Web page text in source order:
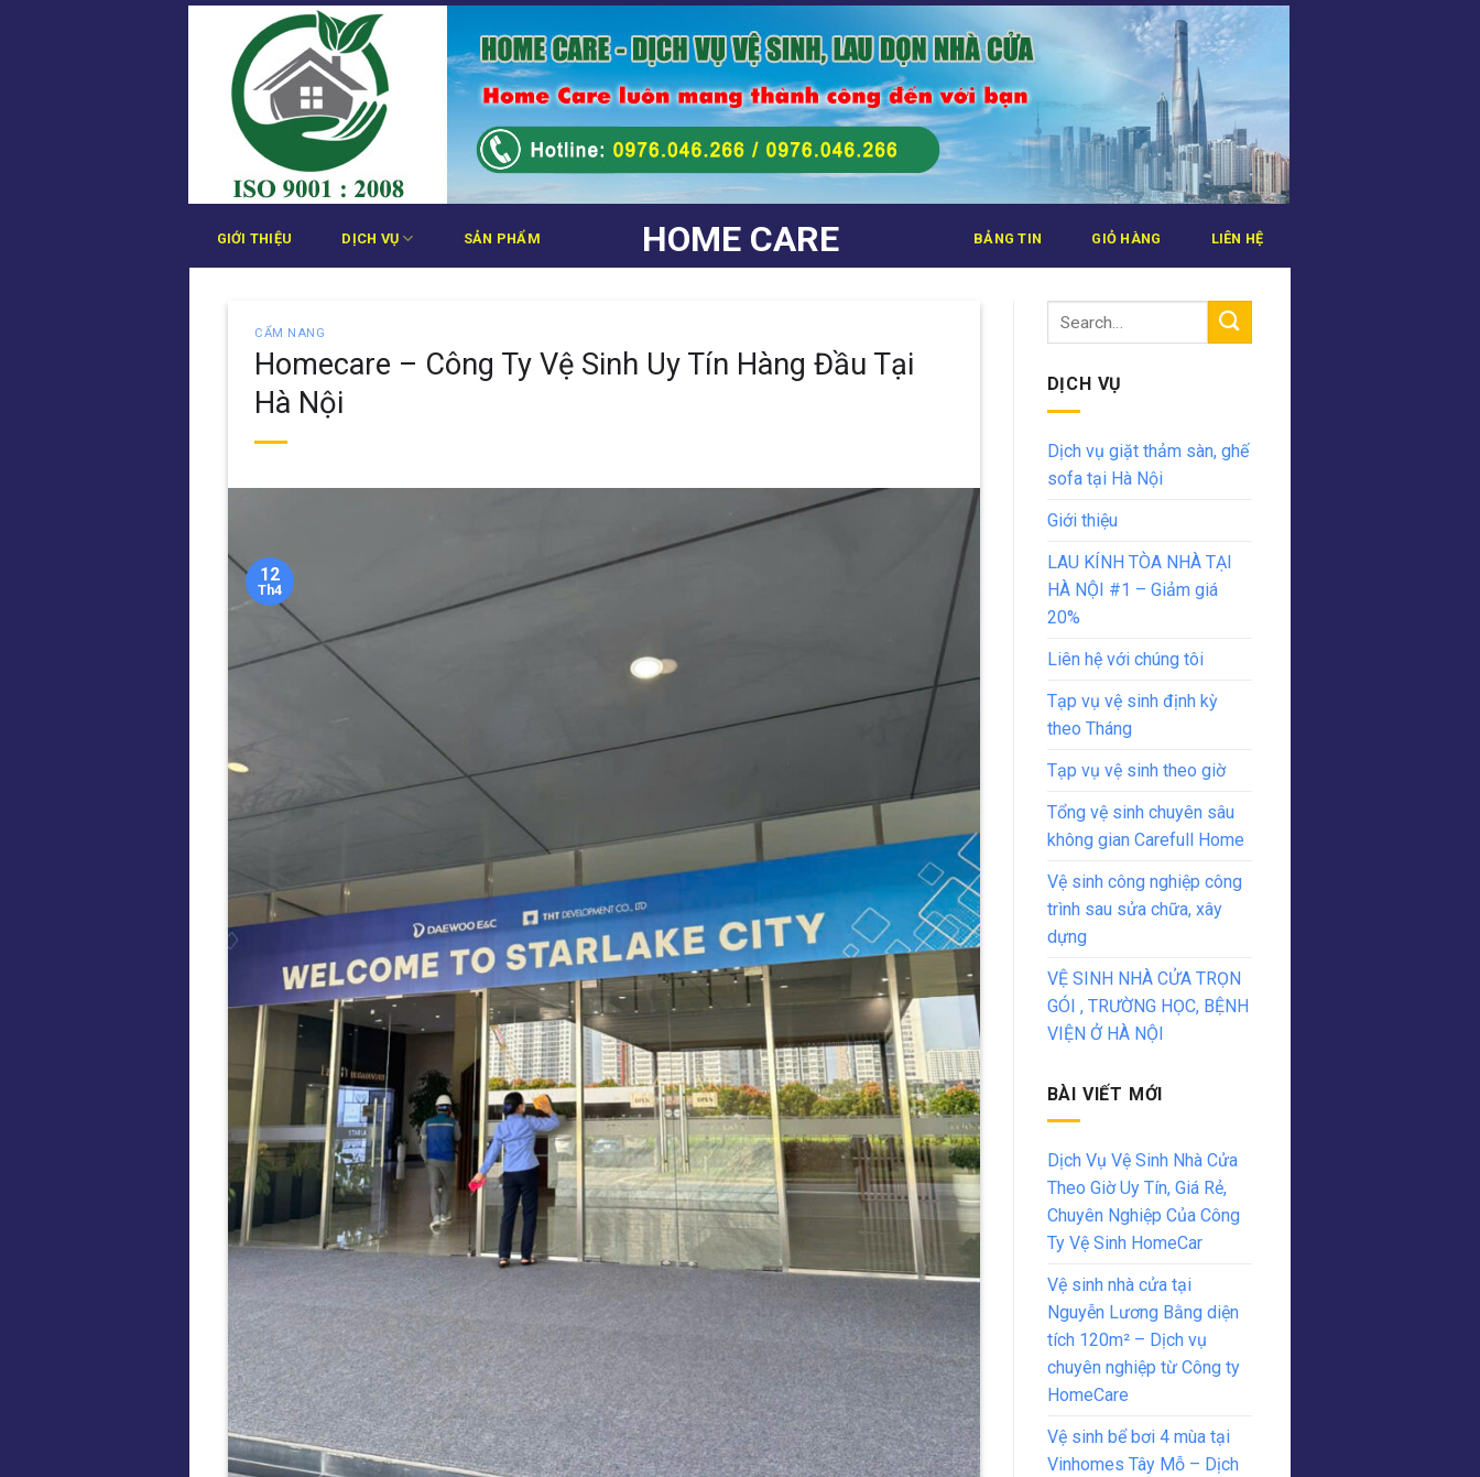
Bỏ
HOME CARE
GIỚI THIỆU DỊCH VỤ SẢN PHẨM BẢNG TIN GIỎ HÀNG LIÊN HỆ
CẨM NANG
Homecare – Công Ty Vệ Sinh Uy Tín Hàng Đầu Tại
Hà Nội
12
Th4
DỊCH VỤ
Dịch vụ giặt thảm sàn, ghế
sofa tại Hà Nội
Giới thiệu
LAU KÍNH TÒA NHÀ TẠI
HÀ NỘI #1 – Giảm giá
20%
Liên hệ với chúng tôi
Tạp vụ vệ sinh định kỳ
theo Tháng
Tạp vụ vệ sinh theo giờ
Tổng vệ sinh chuyên sâu
không gian Carefull Home
Vệ sinh công nghiệp công
trình sau sửa chữa, xây
dựng
VỆ SINH NHÀ CỬA TRỌN
GÓI , TRƯỜNG HỌC, BỆNH
VIỆN Ở HÀ NỘI
BÀI VIẾT MỚI
Dịch Vụ Vệ Sinh Nhà Cửa
Theo Giờ Uy Tín, Giá Rẻ,
Chuyên Nghiệp Của Công
Ty Vệ Sinh HomeCar
Vệ sinh nhà cửa tại
Nguyễn Lương Bằng diện
tích 120m² – Dịch vụ
chuyên nghiệp từ Công ty
HomeCare
Vệ sinh bể bơi 4 mùa tại
Vinhomes Tây Mỗ – Dịch